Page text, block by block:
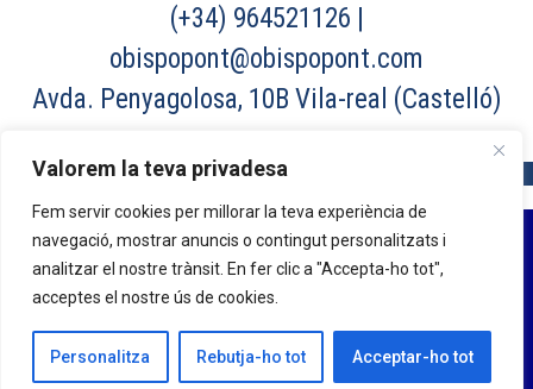
Valorem la teva privadesa
Fem servir cookies per millorar la teva experiència de
navegació, mostrar anuncis o contingut personalitzats i
analitzar el nostre trànsit. En fer clic a "Accepta-ho tot",
acceptes el nostre ús de cookies.
Personalitza Rebutja-ho tot Acceptar-ho tot
(+34) 964521126 |
obispopont@obispopont.com
Avda. Penyagolosa, 10B Vila-real (Castelló)